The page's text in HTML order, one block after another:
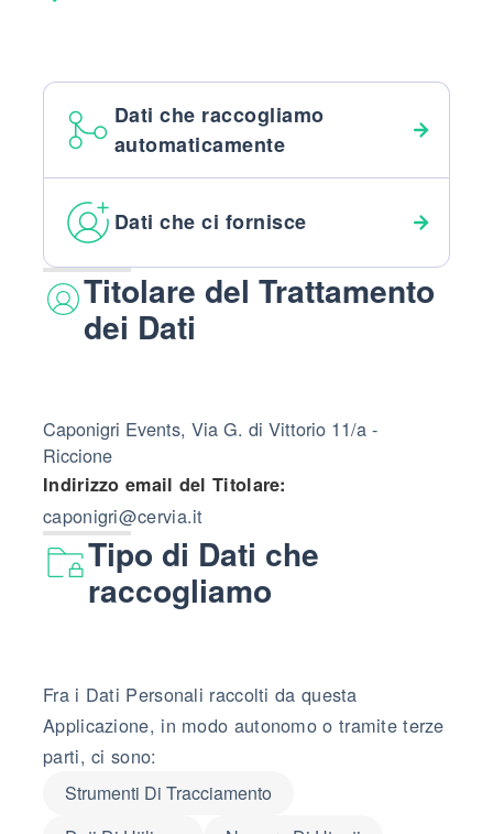
Dati che raccogliamo
automaticamente
Dati che ci fornisce
Titolare del Trattamento
dei Dati
Caponigri Events, Via G. di Vittorio 11/a -
Riccione
Indirizzo email del Titolare:
caponigri@cervia.it
Tipo di Dati che
raccogliamo
Fra i Dati Personali raccolti da questa
Applicazione, in modo autonomo o tramite terze
parti, ci sono:
Strumenti Di Tracciamento